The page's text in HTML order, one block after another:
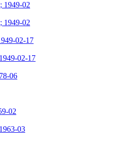
1949-02
1949-02
02-17
02-17
06
02
03